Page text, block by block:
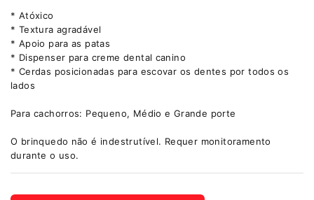
* Atóxico
* Textura agradável
* Apoio para as patas
* Dispenser para creme dental canino
* Cerdas posicionadas para escovar os dentes por todos os
lados
Para cachorros: Pequeno, Médio e Grande porte
O brinquedo não é indestrutível. Requer monitoramento
durante o uso.